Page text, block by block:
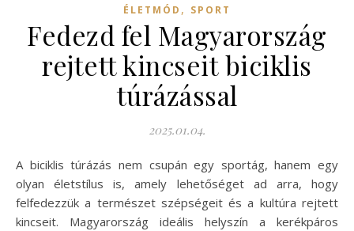
ÉLETMÓD , SPORT
Fedezd fel Magyarország
rejtett kincseit biciklis
túrázással
2025.01.04.
A biciklis túrázás nem csupán egy sportág, hanem egy
olyan életstílus is, amely lehetőséget ad arra, hogy
felfedezzük a természet szépségeit és a kultúra rejtett
kincseit. Magyarország ideális helyszín a kerékpáros